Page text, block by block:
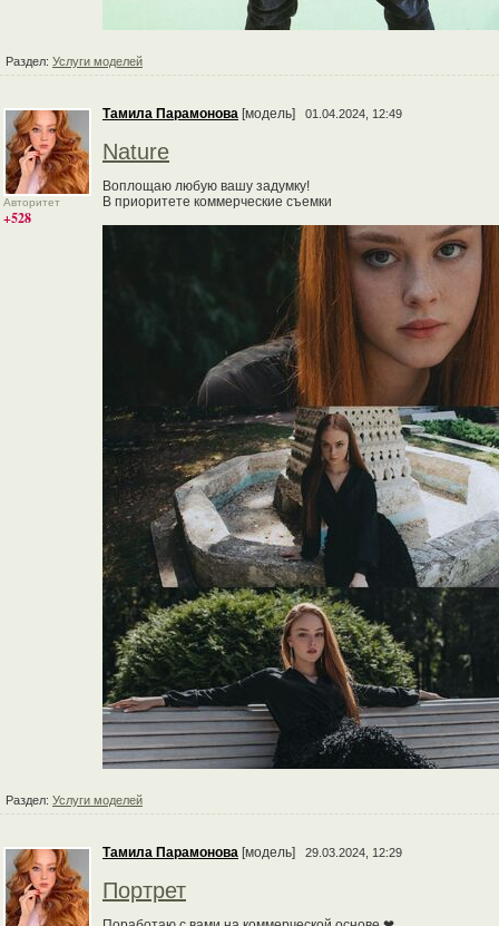
Раздел: Услуги моделей
Авторитет
+528
Тамила Парамонова [модель] 01.04.2024, 12:49
Nature
Воплощаю любую вашу задумку!
В приоритете коммерческие съемки
Раздел: Услуги моделей
Тамила Парамонова [модель] 29.03.2024, 12:29
Портрет